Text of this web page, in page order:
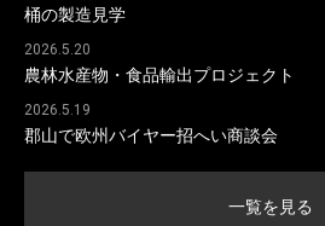
桶の製造見学
2026.5.20
農林水産物・食品輸出プロジェクト
2026.5.19
郡山で欧州バイヤー招へい商談会
一覧を見る